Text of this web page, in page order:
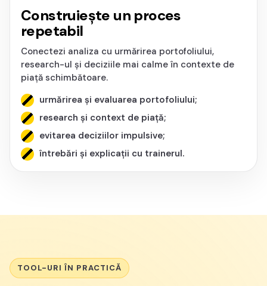
Construiește un proces
repetabil
Conectezi analiza cu urmărirea portofoliului,
research-ul și deciziile mai calme în contexte de
piață schimbătoare.
urmărirea și evaluarea portofoliului;
research și context de piață;
evitarea deciziilor impulsive;
întrebări și explicații cu trainerul.
TOOL-URI ÎN PRACTICĂ